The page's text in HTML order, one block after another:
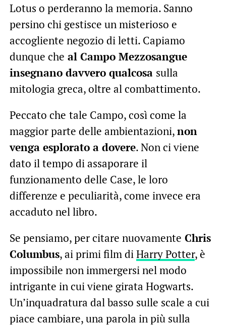
Lotus o perderanno la memoria. Sanno
persino chi gestisce un misterioso e
accogliente negozio di letti. Capiamo
dunque che al Campo Mezzosangue
insegnano davvero qualcosa sulla
mitologia greca, oltre al combattimento.
Peccato che tale Campo, così come la
maggior parte delle ambientazioni,non
venga esplorato a dovere. Non ci viene
dato il tempo di assaporare il
funzionamento delle Case, le loro
differenze e peculiarità, come invece era
accaduto nel libro.
Se pensiamo, per citare nuovamente Chris
Columbus, ai primi film diHarry Potter, è
impossibile non immergersi nel modo
intrigante in cui viene girata Hogwarts.
Un’inquadratura dal basso sulle scale a cui
piace cambiare, una parola in più sulla